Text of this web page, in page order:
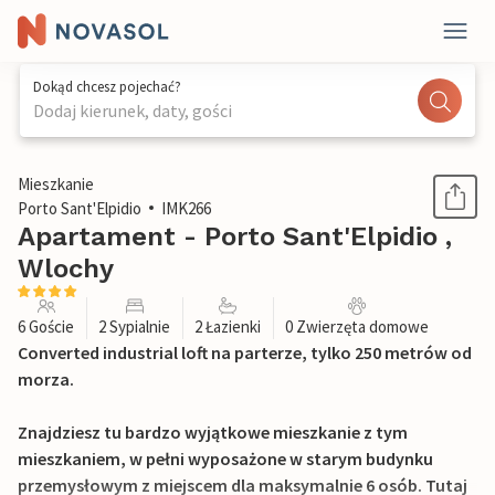
Dokąd chcesz pojechać?
Dodaj kierunek, daty, gości
1 / 20
Mieszkanie
Porto Sant'Elpidio
IMK266
Apartament - Porto Sant'Elpidio ,
Wlochy
6 Goście 2 Sypialnie 2 Łazienki 0 Zwierzęta domowe
Converted industrial loft na parterze, tylko 250 metrów od
morza.
Znajdziesz tu bardzo wyjątkowe mieszkanie z tym
mieszkaniem, w pełni wyposażone w starym budynku
przemysłowym z miejscem dla maksymalnie 6 osób. Tutaj